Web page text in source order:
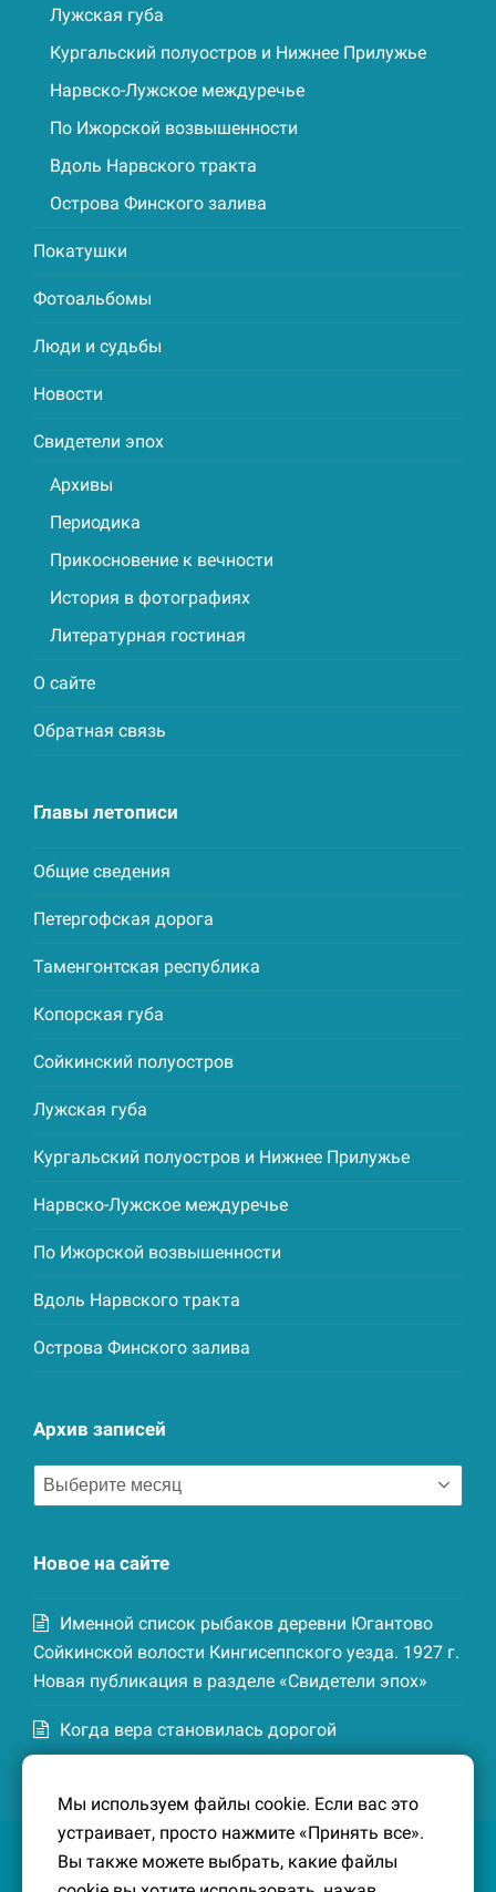
Лужская губа
Кургальский полуостров и Нижнее Прилужье
Нарвско-Лужское междуречье
По Ижорской возвышенности
Вдоль Нарвского тракта
Острова Финского залива
Покатушки
Фотоальбомы
Люди и судьбы
Новости
Свидетели эпох
Архивы
Периодика
Прикосновение к вечности
История в фотографиях
Литературная гостиная
О сайте
Обратная связь
Главы летописи
Общие сведения
Петергофская дорога
Таменгонтская республика
Копорская губа
Сойкинский полуостров
Лужская губа
Кургальский полуостров и Нижнее Прилужье
Нарвско-Лужское междуречье
По Ижорской возвышенности
Вдоль Нарвского тракта
Острова Финского залива
Архив записей
Архив
записей
Новое на сайте
Именной список рыбаков деревни Югантово
Сойкинской волости Кингисеппского уезда. 1927 г.
Новая публикация в разделе «Свидетели эпох»
Когда вера становилась дорогой
Котельской волости Кингисеппского уезда. 1926-
27 гг. Новая публикация в разделе «Свидетели
эпох»
Мы используем файлы cookie. Если вас это
устраивает, просто нажмите «Принять все».
Вы также можете выбрать, какие файлы